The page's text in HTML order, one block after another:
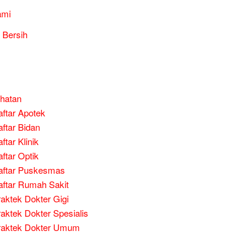
Bersih
Apotek
Bidan
Klinik
Optik
Puskesmas
Rumah Sakit
Dokter Gigi
Dokter Spesialis
Dokter Umum